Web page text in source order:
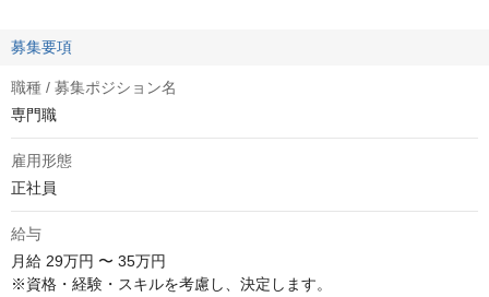
募集要項
職種 / 募集ポジション名
専門職
雇用形態
正社員
給与
月給 29万円 〜 35万円
※資格・経験・スキルを考慮し、決定します。